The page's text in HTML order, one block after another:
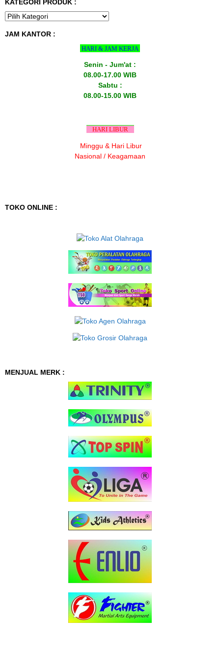
KATEGORI PRODUK :
JAM KANTOR :
HARI & JAM KERJA
Senin - Jum'at :
08.00-17.00 WIB
Sabtu :
08.00-15.00 WIB
HARI LIBUR
Minggu & Hari Libur
Nasional / Keagamaan
TOKO ONLINE :
MENJUAL MERK :